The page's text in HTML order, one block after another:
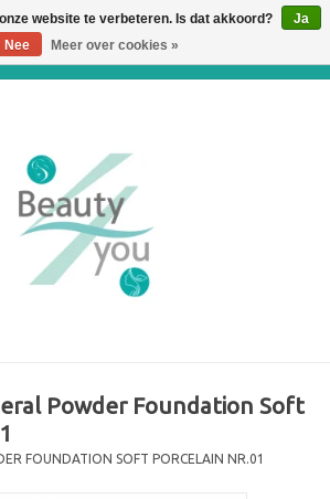
Powder Foundation Soft
FOUNDATION SOFT PORCELAIN NR.01
website te verbeteren. Is dat akkoord?
Ja
Nee
Meer over cookies »